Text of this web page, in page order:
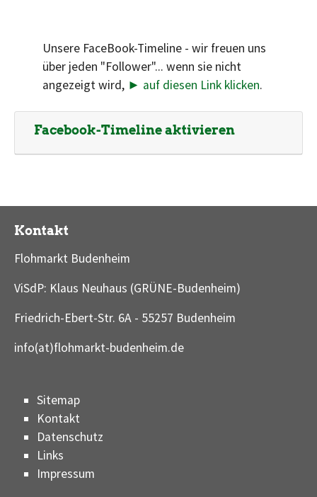
Unsere FaceBook-Timeline - wir freuen uns
über jeden "Follower"... wenn sie nicht
angezeigt wird, ► auf diesen Link klicken.
Facebook-Timeline aktivieren
Kontakt
Flohmarkt Budenheim
ViSdP: Klaus Neuhaus (GRÜNE-Budenheim)
Friedrich-Ebert-Str. 6A - 55257 Budenheim
info(at)flohmarkt-budenheim.de
Sitemap
Kontakt
Datenschutz
Links
Impressum